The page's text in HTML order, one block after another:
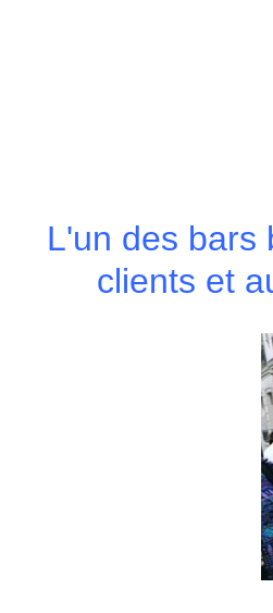
L'un des bars
clients et